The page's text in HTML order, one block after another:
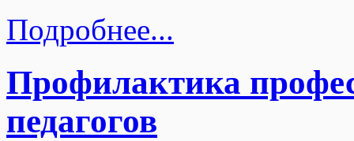
Подробнее...
Профилактика
педагогов